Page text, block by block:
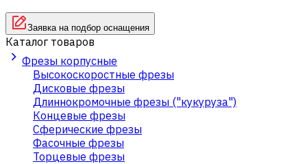
Заявка на подбор оснащения
Каталог товаров
Фрезы корпусные
Высокоскоростные фрезы
Дисковые фрезы
Длиннокромочные фрезы ("кукуруза")
Концевые фрезы
Сферические фрезы
Фасочные фрезы
Торцевые фрезы